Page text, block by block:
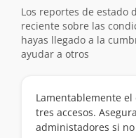
Los reportes de estado
reciente sobre las
hayas llegado a la
ayudar a otros
Lamentablemente
tres accesos.
administadores si